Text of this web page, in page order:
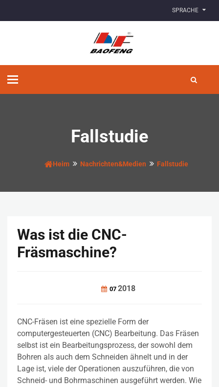
SPRACHE
Navigation
Fallstudie
Heim Nachrichten&Medien Fallstudie
Was ist die CNC-
Fräsmaschine?
07 2018
CNC-Fräsen ist eine spezielle Form der
computergesteuerten (CNC) Bearbeitung. Das Fräsen
selbst ist ein Bearbeitungsprozess, der sowohl dem
Bohren als auch dem Schneiden ähnelt und in der
Lage ist, viele der Operationen auszuführen, die von
Schneid- und Bohrmaschinen ausgeführt werden. Wie